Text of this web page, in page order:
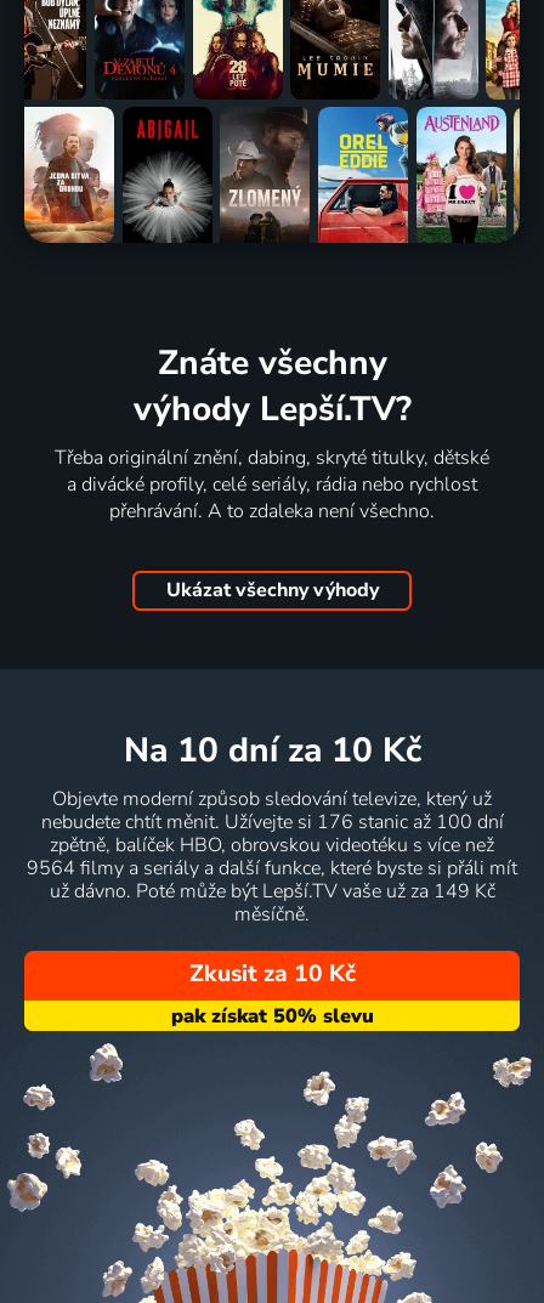
Znáte všechny
výhody Lepší.TV?
Třeba originální znění, dabing, skryté titulky, dětské
a divácké profily, celé seriály, rádia nebo rychlost
přehrávání. A to zdaleka není všechno.
Ukázat všechny výhody
na 10 dní za 10 Kč
Objevte moderní způsob sledování televize, který už
nebudete chtít měnit. Užívejte si 176 stanic až 100 dní
zpětně, balíček HBO, obrovskou videotéku s více než
9564 filmy a seriály a další funkce, které byste si přáli mít
už dávno. Poté může být Lepší.TV vaše už za 149 Kč
měsíčně.
Zkusit za 10 Kč